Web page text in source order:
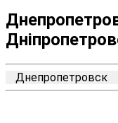
Днепропетровск